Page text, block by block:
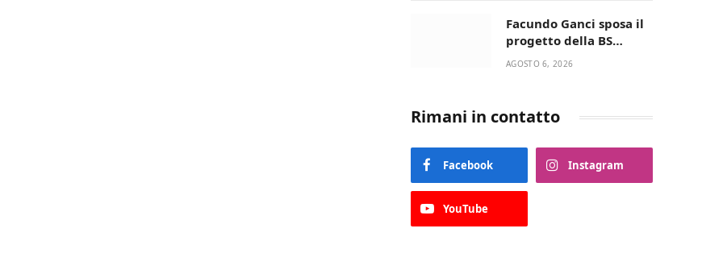
Facundo Ganci sposa il
progetto della BS
Soccer Team Fasano e
AGOSTO 6, 2026
Rimani in contatto
Facebook Instagram
YouTube